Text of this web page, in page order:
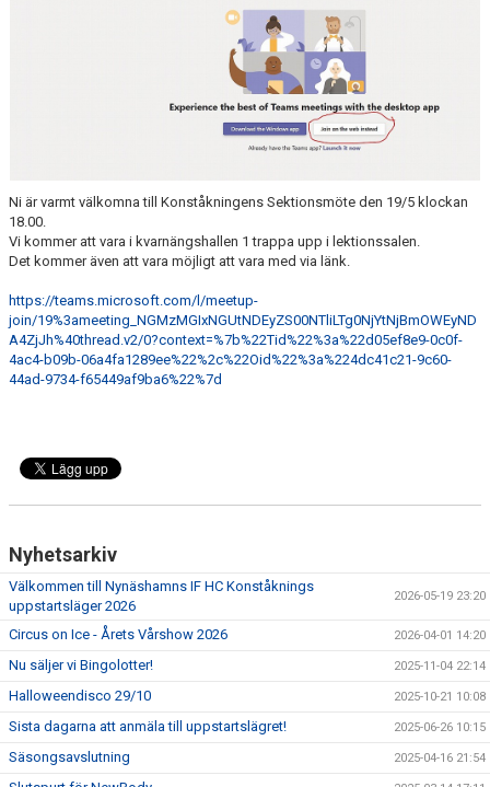
AVGIFTER
VÅRA TÄVLINGAR
LÄGER
KONTAKT
Ni är varmt välkomna till Konståkningens Sektionsmöte den 19/5 klockan
18.00.
Vi kommer att vara i kvarnängshallen 1 trappa upp i lektionssalen.
Det kommer även att vara möjligt att vara med via länk.
https://teams.microsoft.com/l/meetup-
join/19%3ameeting_NGMzMGIxNGUtNDEyZS00NTliLTg0NjYtNjBmOWEyND
A4ZjJh%40thread.v2/0?context=%7b%22Tid%22%3a%22d05ef8e9-0c0f-
4ac4-b09b-06a4fa1289ee%22%2c%22Oid%22%3a%224dc41c21-9c60-
44ad-9734-f65449af9ba6%22%7d
Nyhetsarkiv
Välkommen till Nynäshamns IF HC Konståknings
uppstartsläger 2026
2026-05-19 23:20
Circus on Ice - Årets Vårshow 2026 2026-04-01 14:20
Nu säljer vi Bingolotter! 2025-11-04 22:14
Halloweendisco 29/10 2025-10-21 10:08
Sista dagarna att anmäla till uppstartslägret! 2025-06-26 10:15
Säsongsavslutning 2025-04-16 21:54